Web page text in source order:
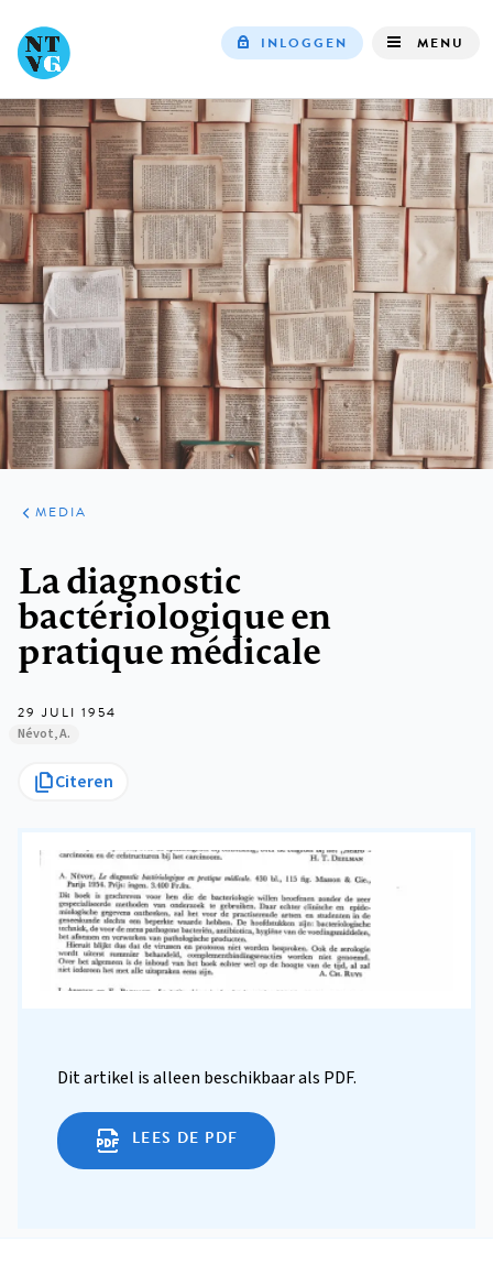
navigation
INLOGGEN MENU
ARTIKELEN
VARIA
MEDIA
La diagnostic
bactériologique en
pratique médicale
29 JULI 1954
Névot, A.
Citeren
Dit artikel is alleen beschikbaar als PDF.
LEES DE PDF